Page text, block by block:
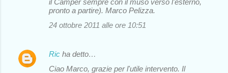
il Camper sempre con il muso verso l'esterno,
pronto a partire). Marco Pelizza.
24 ottobre 2011 alle ore 10:51
Ric ha detto…
Ciao Marco, grazie per l'utile intervento. Il